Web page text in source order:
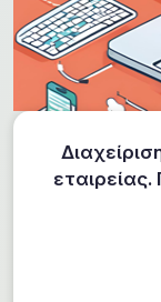
εταιρείας.